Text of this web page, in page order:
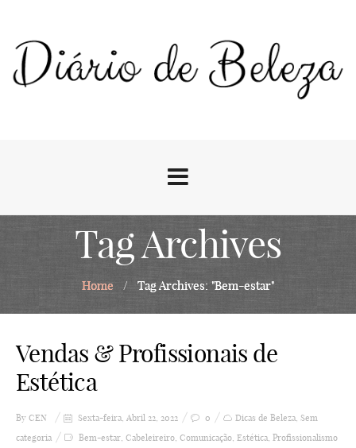
Tag Archives
Home / Tag Archives: "Bem-estar"
Vendas & Profissionais de
Estética
By CEN Sexta-feira, Abril 22, 2022 0 Dicas de Beleza, Sem
categoria
Bem-estar, Cabeleireiro, Comunicação, Estética, Profissionalismo